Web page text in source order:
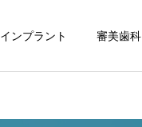
インプラント 審美歯科